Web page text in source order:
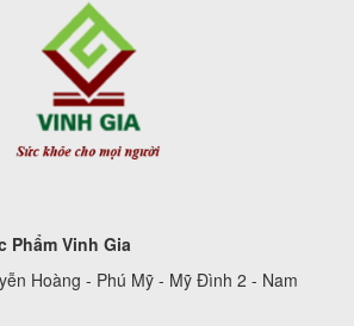
Phẩm Vinh Gia
Hoàng - Phú Mỹ - Mỹ Đình 2 - Nam